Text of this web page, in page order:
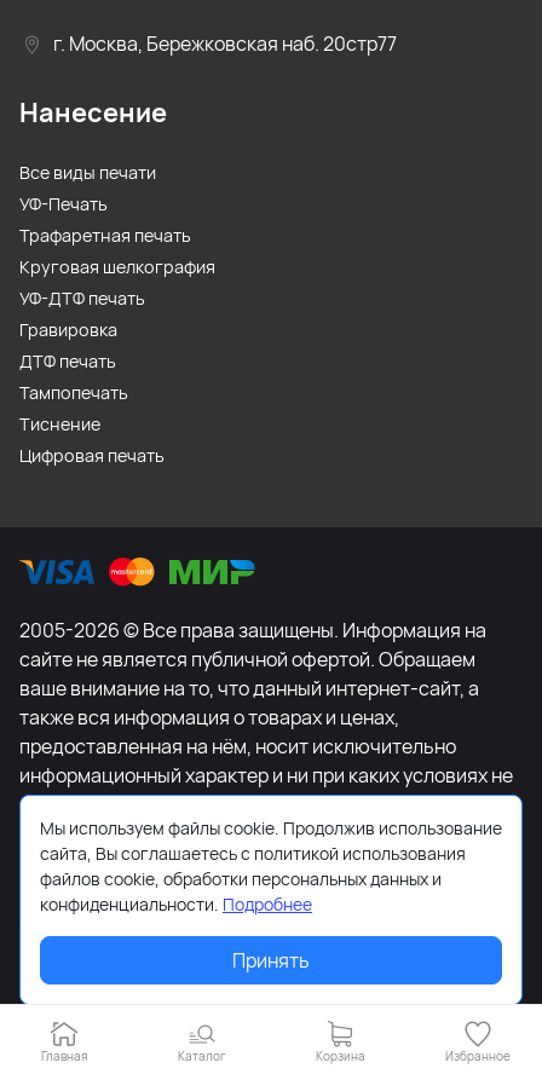
г. Москва, Бережковская наб. 20стр77
Нанесение
Все виды печати
УФ-Печать
Трафаретная печать
Круговая шелкография
УФ-ДТФ печать
Гравировка
ДТФ печать
Тампопечать
Тиснение
Цифровая печать
2005-2026 © Все права защищены. Информация на
сайте не является публичной офертой. Обращаем
ваше внимание на то, что данный интернет-сайт, а
также вся информация о товарах и ценах,
предоставленная на нём, носит исключительно
информационный характер и ни при каких условиях не
является публичной офертой, определяемой
положениями Статьи 437 Гражданского кодекса
Российской Федерации. Для получения подробной
информации о наличии и стоимости указанных
товаров и (или) услуг, пожалуйста, обращайтесь к
менеджеру сайта с помощью специальной формы
связи или по телефону +7-495-627-77-11.
Главная Каталог Корзина Избранное
Мы используем файлы cookie. Продолжив использование
сайта, Вы соглашаетесь с политикой использования
файлов cookie, обработки персональных данных и
конфиденциальности. Подробнее
Принять